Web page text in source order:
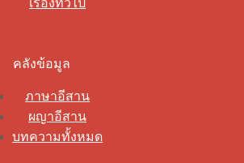
เรื่องทั่วไป
คลังข้อมูล
ภาษาอีสาน
ผญาอีสาน
บทความทั้งหมด